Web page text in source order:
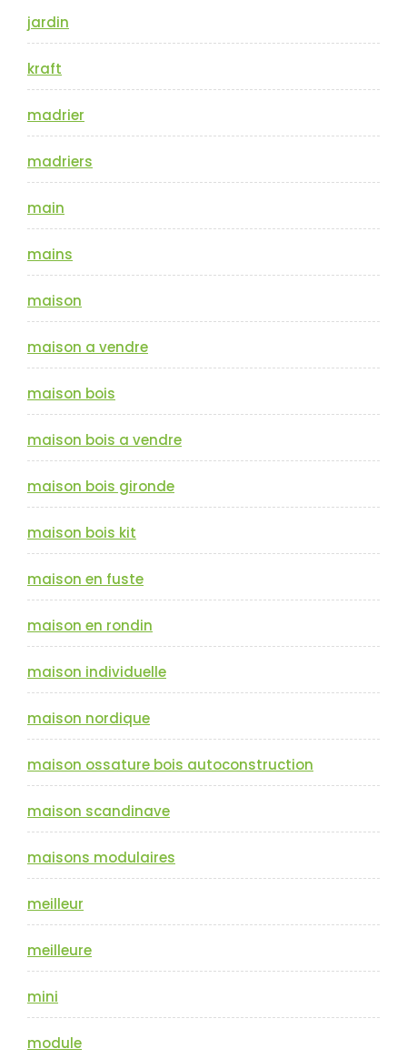
jardin
kraft
madrier
madriers
main
mains
maison
maison a vendre
maison bois
maison bois a vendre
maison bois gironde
maison bois kit
maison en fuste
maison en rondin
maison individuelle
maison nordique
maison ossature bois autoconstruction
maison scandinave
maisons modulaires
meilleur
meilleure
mini
module